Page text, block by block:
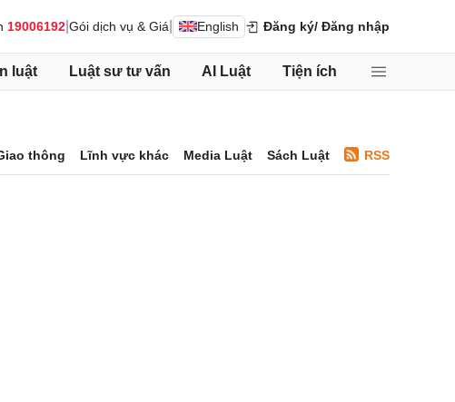
19006192 Gói dịch vụ & Giá English Đăng ký/ Đăng nhập
luật Luật sư tư vấn AI Luật Tiện ích
thông Lĩnh vực khác Media Luật Sách Luật RSS